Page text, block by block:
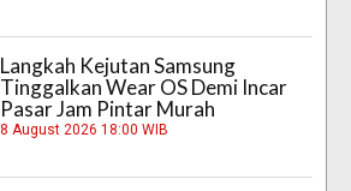
Langkah Kejutan Samsung
Tinggalkan Wear OS Demi Incar
Pasar Jam Pintar Murah
8 August 2026 18:00 WIB